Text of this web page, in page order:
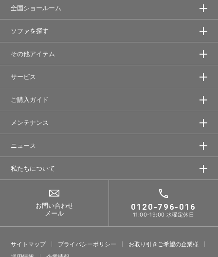
全国ショールーム
ソファを探す
その他アイテム
サービス
ご購入ガイド
メンテナンス
ニュース
私たちについて
お問い合わせ
メール
0120-796-016
11:00-19:00 水曜定休日
サイトマップ プライバシーポリシー
お取り引きご希望の企業様